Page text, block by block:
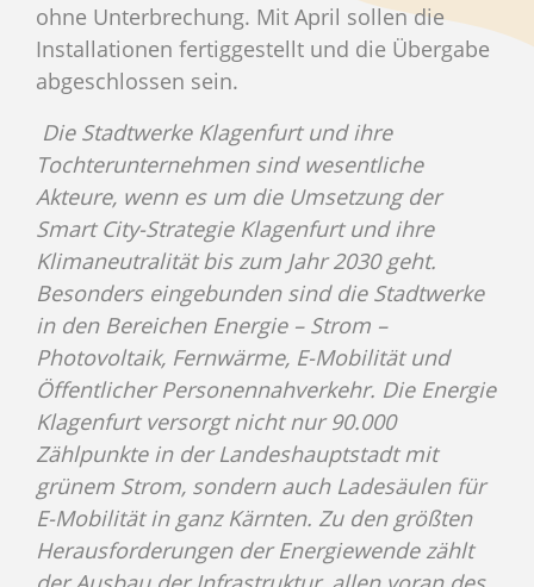
ohne Unterbrechung. Mit April sollen die
Installationen fertiggestellt und die Übergabe
abgeschlossen sein.
Die Stadtwerke Klagenfurt und ihre
Tochterunternehmen sind wesentliche
Akteure, wenn es um die Umsetzung der
Smart City-Strategie Klagenfurt und ihre
Klimaneutralität bis zum Jahr 2030 geht.
Besonders eingebunden sind die Stadtwerke
in den Bereichen Energie – Strom –
Photovoltaik, Fernwärme, E-Mobilität und
Öffentlicher Personennahverkehr. Die Energie
Klagenfurt versorgt nicht nur 90.000
Zählpunkte in der Landeshauptstadt mit
grünem Strom, sondern auch Ladesäulen für
E-Mobilität in ganz Kärnten. Zu den größten
Herausforderungen der Energiewende zählt